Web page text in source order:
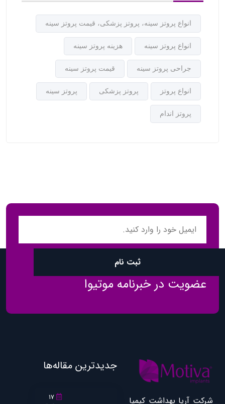
انواع پروتز سینه، پروتز پزشکی، قیمت پروتز سینه
انواع پروتز سینه هزینه پروتز سینه
جراحی پروتز سینه قیمت پروتز سینه
انواع پروتز پروتز پزشکی پروتز سینه
پروتز اندام
ثبت نام
عضویت در خبرنامه موتیوا
شرکت آریا بهداشت کیمیا
جدیدترین مقاله‌ها
17